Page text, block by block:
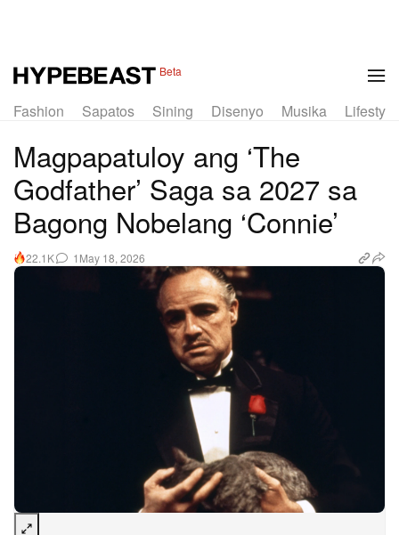
Beta
Fashion Sapatos Sining Disenyo Musika Lifestyle
Magpapatuloy ang ‘The
Godfather’ Saga sa 2027 sa
Bagong Nobelang ‘Connie’
22.1K 1 May 18, 2026